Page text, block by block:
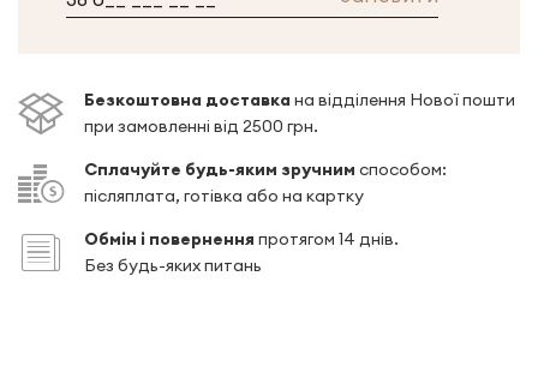
Безкоштовна доставкана відділення Нової пошти
при замовленні від 2500 грн.
Сплачуйте будь-яким зручним способом:
післяплата, готівка або на картку
Обмін і повернення протягом 14 днів.
Без будь-яких питань